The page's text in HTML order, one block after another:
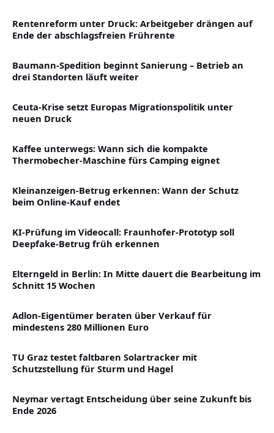
Rentenreform unter Druck: Arbeitgeber drängen auf
Ende der abschlagsfreien Frührente
Baumann-Spedition beginnt Sanierung – Betrieb an
drei Standorten läuft weiter
Ceuta-Krise setzt Europas Migrationspolitik unter
neuen Druck
Kaffee unterwegs: Wann sich die kompakte
Thermobecher-Maschine fürs Camping eignet
Kleinanzeigen-Betrug erkennen: Wann der Schutz
beim Online-Kauf endet
KI-Prüfung im Videocall: Fraunhofer-Prototyp soll
Deepfake-Betrug früh erkennen
Elterngeld in Berlin: In Mitte dauert die Bearbeitung im
Schnitt 15 Wochen
Adlon-Eigentümer beraten über Verkauf für
mindestens 280 Millionen Euro
TU Graz testet faltbaren Solartracker mit
Schutzstellung für Sturm und Hagel
Neymar vertagt Entscheidung über seine Zukunft bis
Ende 2026